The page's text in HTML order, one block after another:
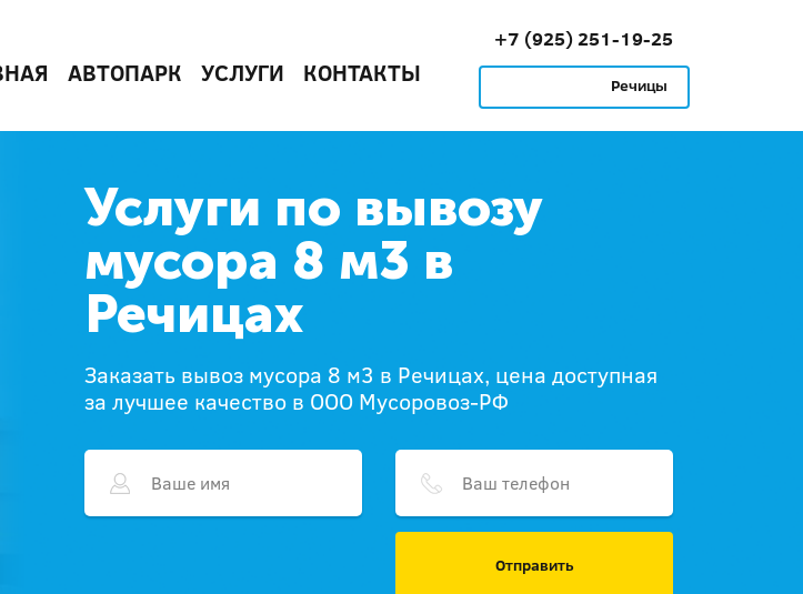
АВТОПАРК УСЛУГИ КОНТАКТЫ
+7 (925) 251-19-25
Речицы
Услуги по вывозу
мусора 8 м3 в
Речицах
Заказать вывоз мусора 8 м3 в Речицах, цена доступная
за лучшее качество в ООО Мусоровоз-РФ
Отправить